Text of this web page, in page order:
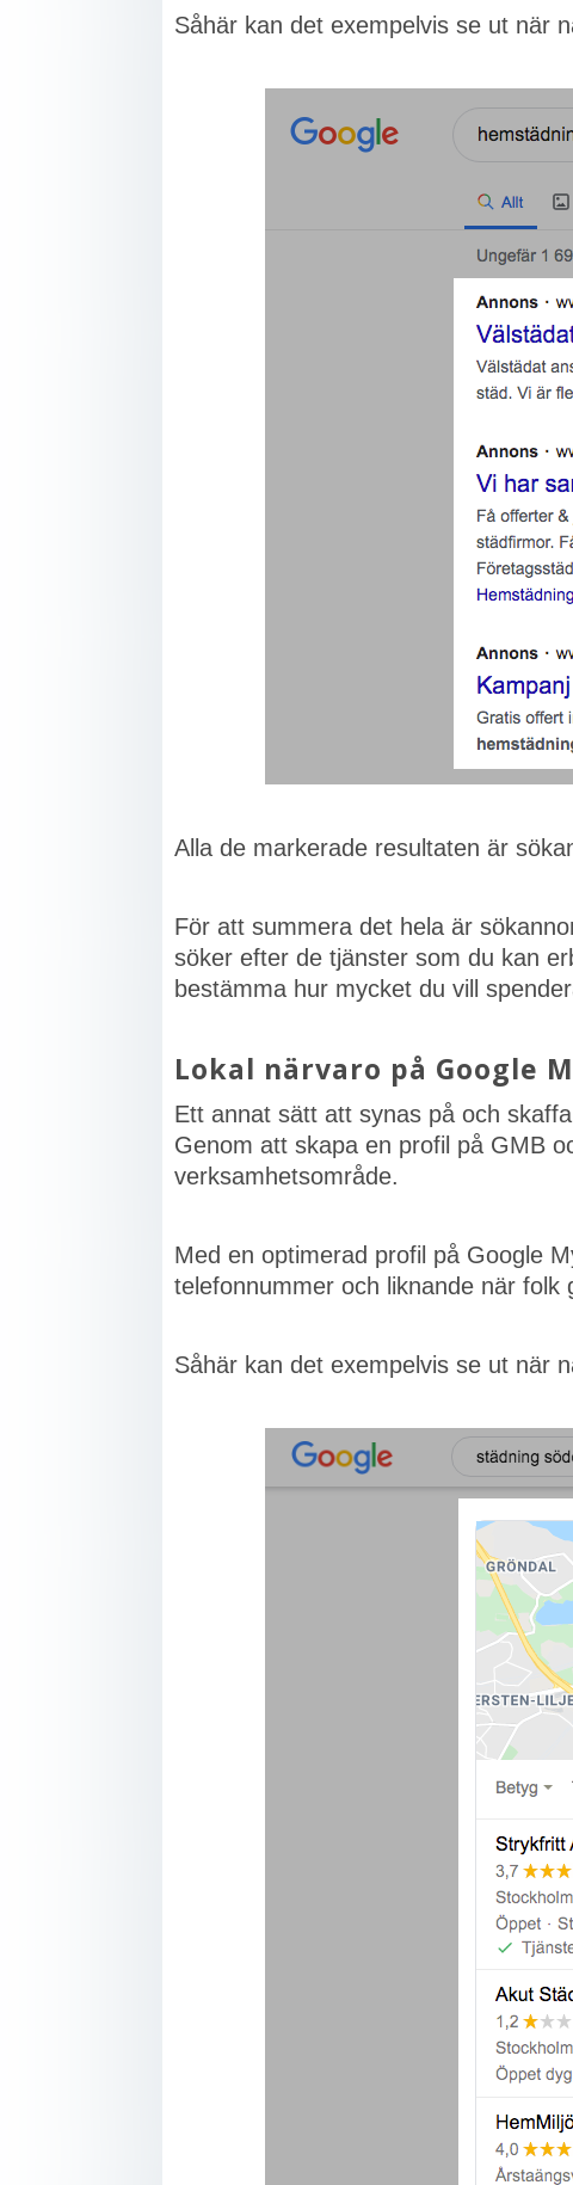
Såhär kan det exempelvis se ut när
Alla de markerade resultaten är
För att summera det hela är
söker efter de tjänster som du kan
bestämma hur mycket du vill
Lokal närvaro på Google
Ett annat sätt att synas på och
Genom att skapa en profil på GMB
verksamhetsområde.
Med en optimerad profil på Google
telefonnummer och liknande när
Såhär kan det exempelvis se ut när